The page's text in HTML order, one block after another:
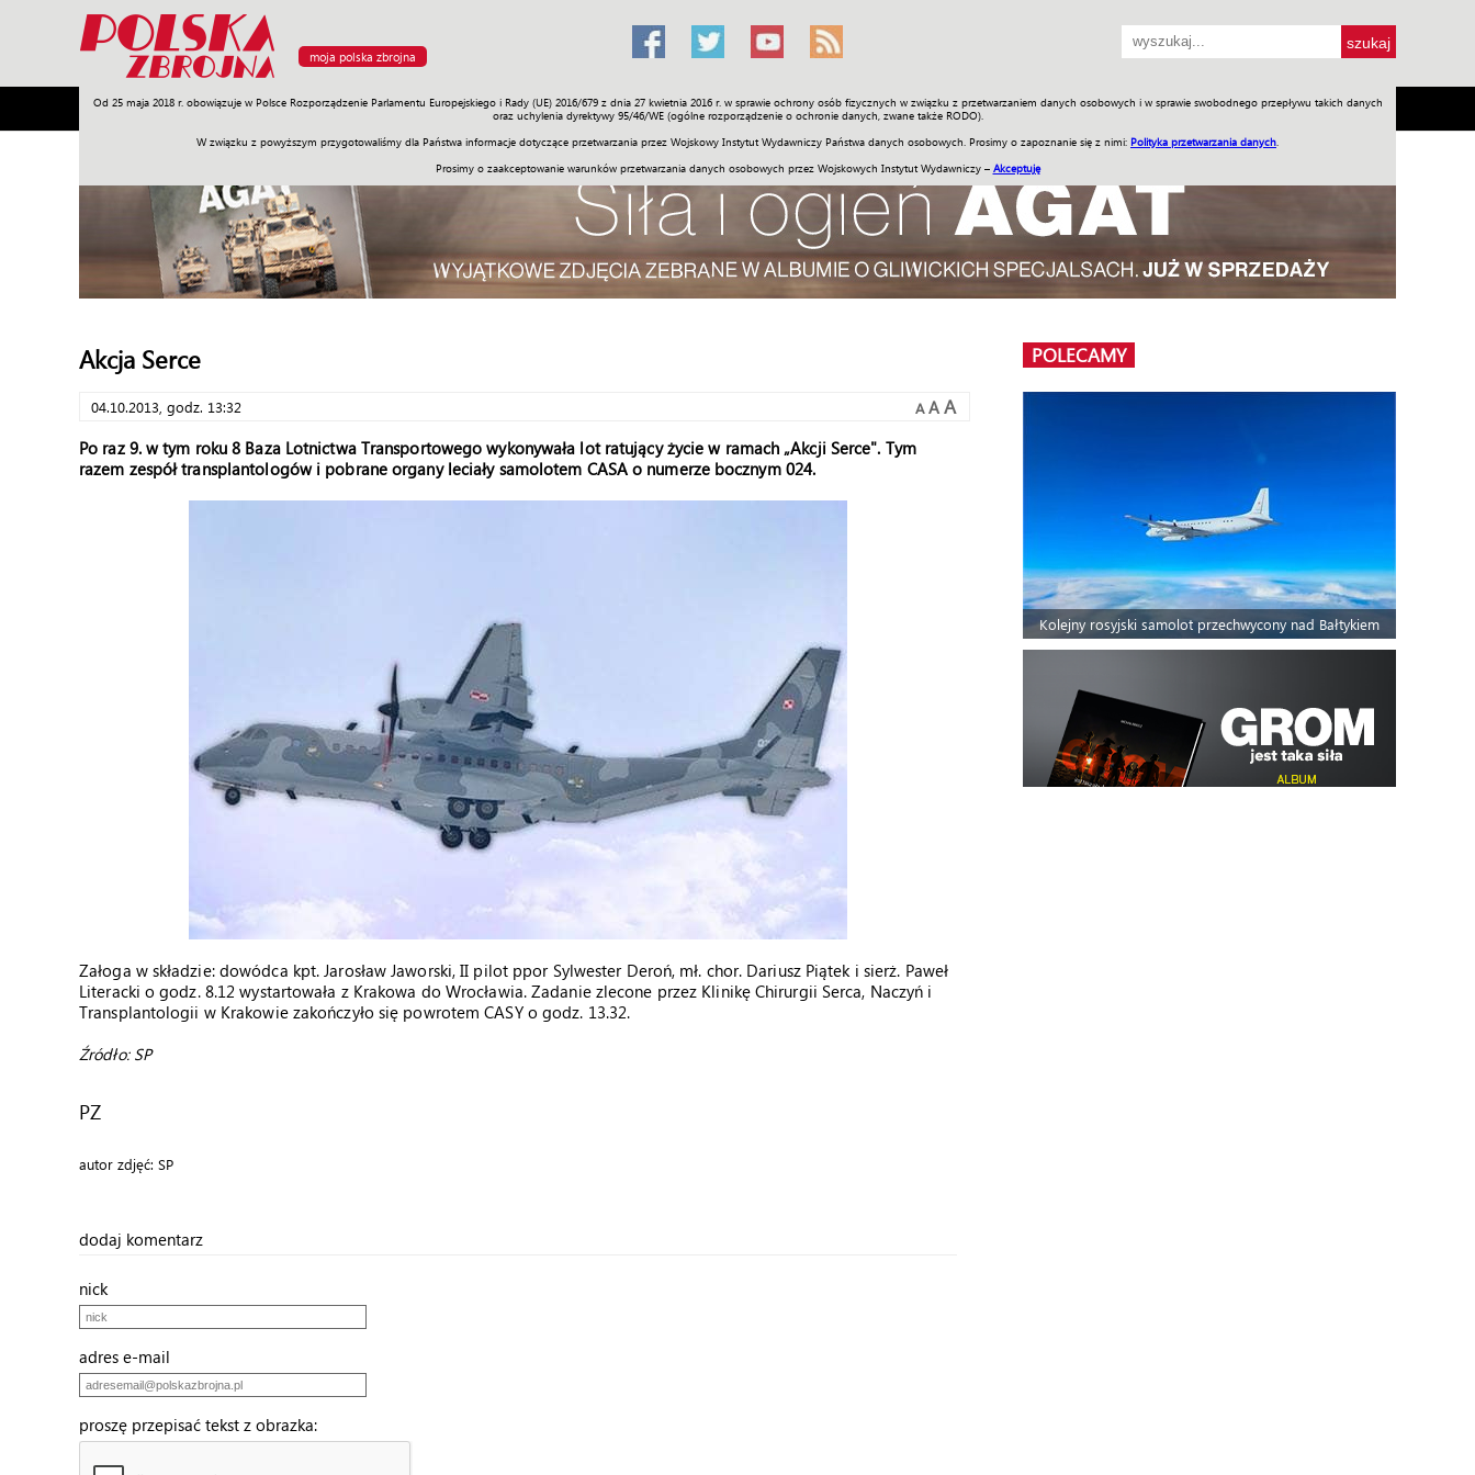
moja polska zbrojna
Od 25 maja 2018 r. obowiązuje w Polsce Rozporządzenie Parlamentu Europejskiego i Rady (UE) 2016/679 z dnia 27 kwietnia 2016 r. w sprawie ochrony osób fizycznych w związku z przetwarzaniem danych osobowych i w sprawie swobodnego przepływu takich danych
oraz uchylenia dyrektywy 95/46/WE (ogólne rozporządzenie o ochronie danych, zwane także RODO).
W związku z powyższym przygotowaliśmy dla Państwa informacje dotyczące przetwarzania przez Wojskowy Instytut Wydawniczy Państwa danych osobowych. Prosimy o zapoznanie się z nimi: Polityka przetwarzania danych
Prosimy o zaakceptowanie warunków przetwarzania danych osobowych przez Wojskowych Instytut Wydawniczy – Akceptuję
Armia Poligon Sprzęt Misje Polityka Prawo Świat Społeczność Sport Historia Galerie Wideo ENGLISH SKLEP Jednodniówki Praca w WIW
Akcja Serce
04.10.2013, godz. 13:32 A A A
Po raz 9. w tym roku 8 Baza Lotnictwa Transportowego wykonywała lot ratujący życie w ramach „Akcji Serce". Tym
razem zespół transplantologów i pobrane organy leciały samolotem CASA o numerze bocznym 024.
Załoga w składzie: dowódca kpt. Jarosław Jaworski, II pilot ppor Sylwester Deroń, mł. chor. Dariusz Piątek i sierż. Paweł
Literacki o godz. 8.12 wystartowała z Krakowa do Wrocławia. Zadanie zlecone przez Klinikę Chirurgii Serca, Naczyń i
Transplantologii w Krakowie zakończyło się powrotem CASY o godz. 13.32.
Źródło: SP
PZ
autor zdjęć: SP
dodaj komentarz
nick
adres e-mail
proszę przepisać tekst z obrazka:
POLECAMY
Kolejny rosyjski samolot przechwycony nad Bałtykiem